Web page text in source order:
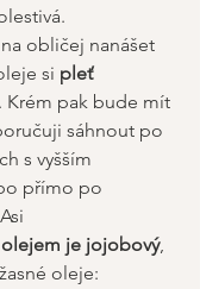
obličej nanášet
si pleť
. Krém pak bude mít
sáhnout po
s vyšším
přímo po
je jojobový,
oleje: